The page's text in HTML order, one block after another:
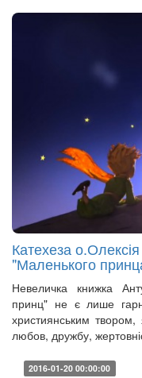
Катехеза
"Маленького
Невеличка книжка
принц" не є лише
християнським твором,
любов, дружбу,
2016-01-20 00:00:00